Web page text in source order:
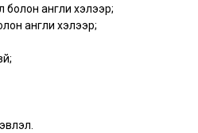
болон англи хэлээр;
англи хэлээр;